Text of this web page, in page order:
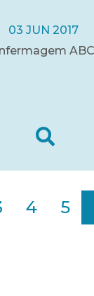
03 JUN 2017
4 5